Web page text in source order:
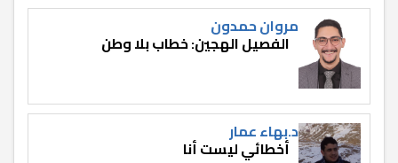
مروان حمدون
الفصيل الهجين: خطاب بلا وطن
د.بهاء عمار
أخطائي ليست أنا